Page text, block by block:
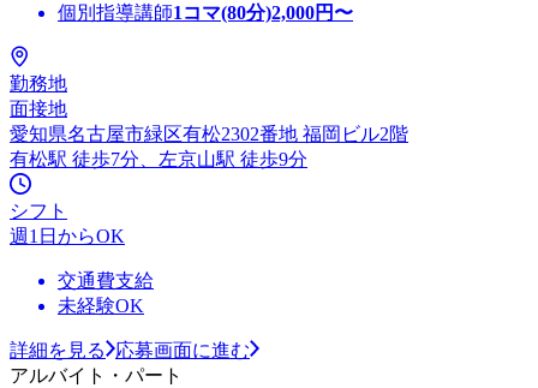
個別指導講師1コマ(80分)2,000円〜
勤務地
面接地
愛知県名古屋市緑区有松2302番地 福岡ビル2階
有松駅 徒歩7分、左京山駅 徒歩9分
シフト
週1日からOK
交通費支給
未経験OK
詳細を見る
応募画面に進む
アルバイト・パート